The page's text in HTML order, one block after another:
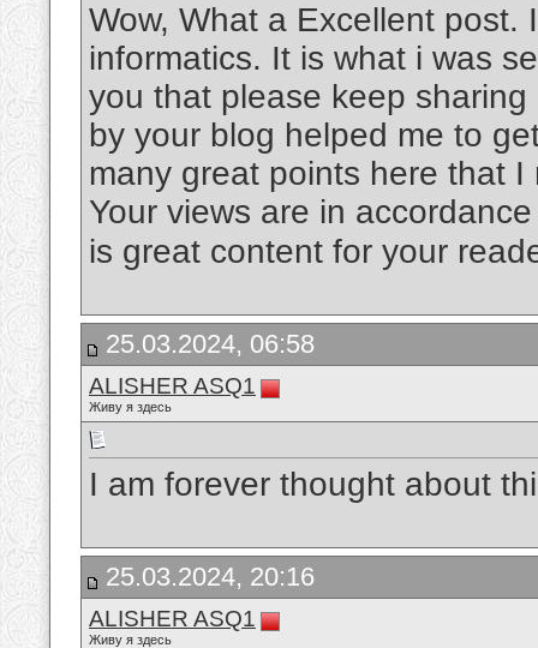
Wow, What a Excellent post.
informatics. It is what i was
you that please keep
by your blog helped me to
many great points here that
Your views are in
is great content for your
25.03.2024, 06:58
ALISHER ASQ1
Живу я здесь
I am forever thought about
25.03.2024, 20:16
ALISHER ASQ1
Живу я здесь